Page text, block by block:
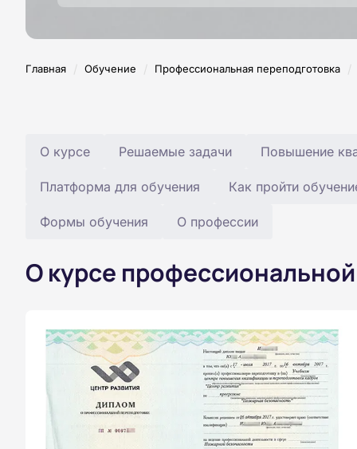
Главная / Обучение / Профессиональная переподготовка /
О курсе Решаемые задачи Повышение
Платформа для обучения Как пройти
Формы обучения О профессии
О курсе